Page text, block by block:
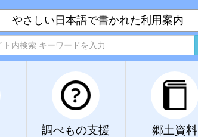
やさしい日本語で書かれた利用案内
調べもの支援 郷土資料